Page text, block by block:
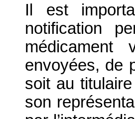
Il est
notification
médicament
envoyées, de
soit au
son